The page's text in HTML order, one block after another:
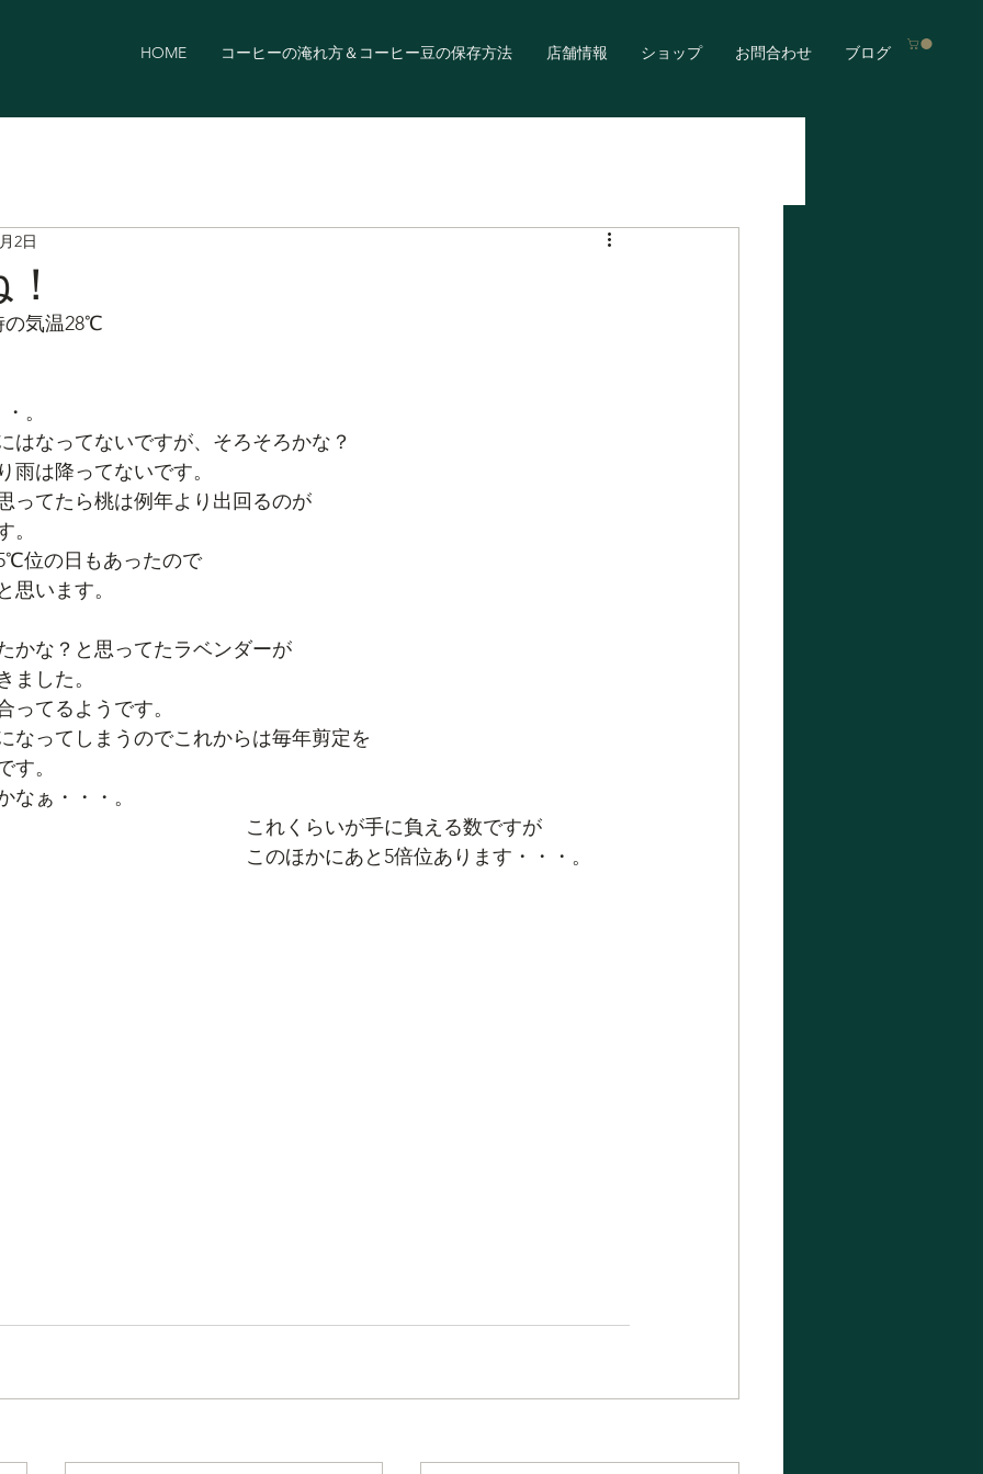
HOME コーヒーの淹れ方＆コーヒー豆の保存方法 店舗情報 ショップ お問合わせ ブログ
2日
の気温28℃
。
はなってないですが、そろそろかな？
雨は降ってないです。
ってたら桃は例年より出回るのが
。
位の日もあったので
思います。
かな？と思ってたラベンダーが
ました。
ってるようです。
なってしまうのでこれからは毎年剪定を
す。
なぁ・・・。
これくらいが手に負える数ですが
このほかにあと5倍位あります・・・。